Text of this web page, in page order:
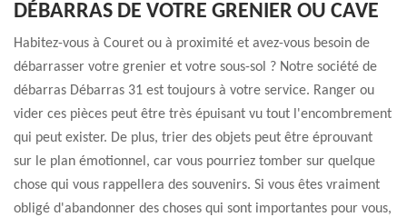
DÉBARRAS DE VOTRE GRENIER OU CAVE
Habitez-vous à Couret ou à proximité et avez-vous besoin de
débarrasser votre grenier et votre sous-sol ? Notre société de
débarras Débarras 31 est toujours à votre service. Ranger ou
vider ces pièces peut être très épuisant vu tout l'encombrement
qui peut exister. De plus, trier des objets peut être éprouvant
sur le plan émotionnel, car vous pourriez tomber sur quelque
chose qui vous rappellera des souvenirs. Si vous êtes vraiment
obligé d'abandonner des choses qui sont importantes pour vous,